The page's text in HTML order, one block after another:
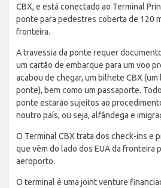
CBX, e está conectado ao Terminal
ponte para pedestres coberta de 120
fronteira.
A travessia da ponte requer
um cartão de embarque para um voo
acabou de chegar, um bilhete CBX
ponte), bem como um passaporte.
ponte estarão sujeitos ao
noutro país, ou seja, alfândega e
O Terminal CBX trata dos check-ins e
que vêm do lado dos EUA da fronteira
aeroporto.
O terminal é uma joint venture